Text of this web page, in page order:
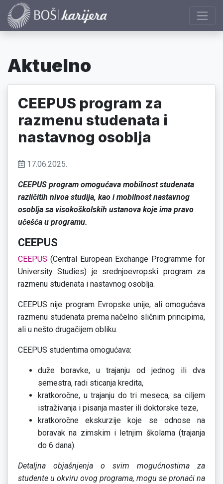
Aktuelno
CEEPUS program za
razmenu studenata i
nastavnog osoblja
17.06.2025.
CEEPUS program omogućava mobilnost studenata
različitih nivoa studija, kao i mobilnost nastavnog
osoblja sa visokoškolskih ustanova koje ima pravo
učešća u programu.
CEEPUS
CEEPUS (Central European Exchange Programme for
University Studies) je srednjoevropski program za
razmenu studenata i nastavnog osoblja.
CEEPUS nije program Evropske unije, ali omogućava
razmenu studenata prema načelno sličnim principima,
ali u nešto drugačijem obliku.
CEEPUS studentima omogućava:
duže boravke, u trajanju od jednog ili dva
semestra, radi sticanja kredita,
kratkoročne, u trajanju do tri meseca, sa ciljem
istraživanja i pisanja master ili doktorske teze,
kratkoročne ekskurzije koje se odnose na
boravak na zimskim i letnjim školama (trajanja
do 6 dana).
Detaljna objašnjenja o svim mogućnostima za
studente u okviru ovog programa, mogu se pronaći na